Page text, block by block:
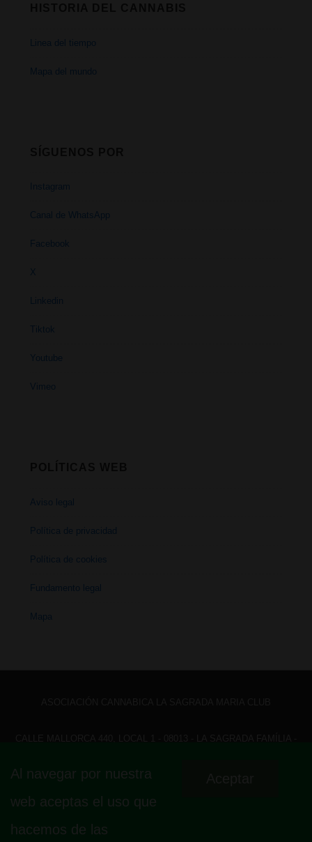
Linea del tiempo
Mapa del mundo
Instagram
Canal de WhatsApp
Facebook
X
Linkedin
Tiktok
Youtube
Vimeo
Aviso legal
Política de privacidad
Política de cookies
Fundamento legal
Mapa
Menú
Fundamento legal
Al navegar por nuestra
web aceptas el uso que
hacemos de las